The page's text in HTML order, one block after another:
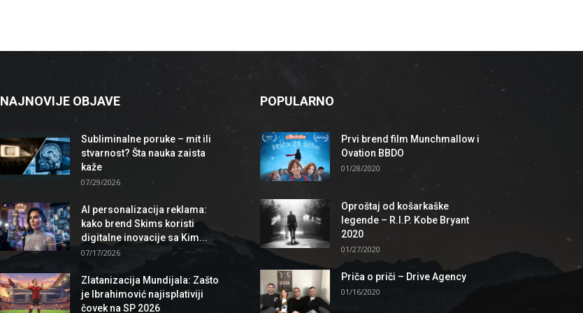
NAJNOVIJE OBJAVE
Subliminalne poruke – mit ili
stvarnost? Šta nauka zaista
kaže
07/29/2026
AI personalizacija reklama:
kako brend Skims koristi
digitalne inovacije sa Kim...
07/17/2026
Zlatanizacija Mundijala: Zašto
je Ibrahimović najisplativiji
čovek na SP 2026
POPULARNO
Prvi brend film Munchmallow i
Ovation BBDO
01/28/2020
Oproštaj od košarkaške
legende – R.I.P. Kobe Bryant
2020
01/27/2020
Priča o priči – Drive Agency
01/16/2020